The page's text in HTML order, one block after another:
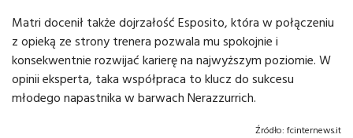
Matri docenił także dojrzałość Esposito, która w połączeniu
z opieką ze strony trenera pozwala mu spokojnie i
konsekwentnie rozwijać karierę na najwyższym poziomie. W
opinii eksperta, taka współpraca to klucz do sukcesu
młodego napastnika w barwach Nerazzurrich.
Źródło: fcinternews.it